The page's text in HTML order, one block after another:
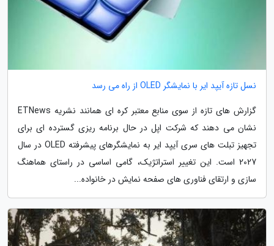
نسل تازه آیپد ایر با نمایشگر OLED از راه می رسد
گزارش های تازه از سوی منابع معتبر کره ای همانند نشریه ETNews
نشان می دهند که شرکت اپل در حال برنامه ریزی گسترده ای برای
تجهیز تبلت های سری آیپد ایر به نمایشگرهای پیشرفته OLED در سال
2027 است. این تغییر استراتژیک، گامی اساسی در راستای هماهنگ
سازی و ارتقای فناوری های صفحه نمایش در خانواده...